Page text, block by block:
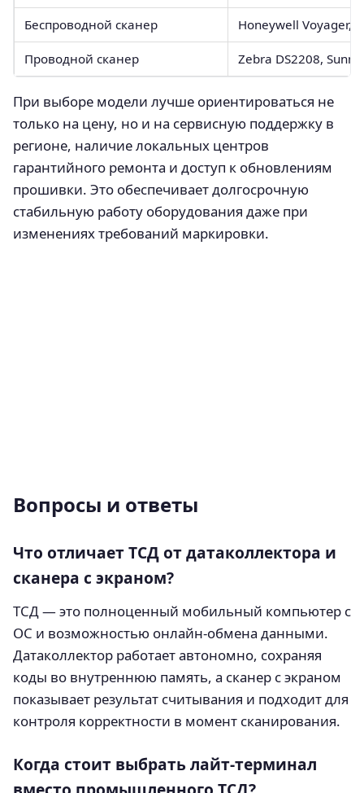
Беспроводной сканер Honeywell Voyager,
Проводной сканер Zebra DS2208,
При выборе модели лучше ориентироваться не
только на цену, но и на сервисную поддержку в
регионе, наличие локальных центров
гарантийного ремонта и доступ к обновлениям
прошивки. Это обеспечивает долгосрочную
стабильную работу оборудования даже при
изменениях требований маркировки.
Вопросы и ответы
Что отличает ТСД от датаколлектора и
сканера с экраном?
ТСД — это полноценный мобильный компьютер с
ОС и возможностью онлайн‑обмена данными.
Датаколлектор работает автономно, сохраняя
коды во внутреннюю память, а сканер с экраном
показывает результат считывания и подходит для
контроля корректности в момент сканирования.
Когда стоит выбрать лайт‑терминал